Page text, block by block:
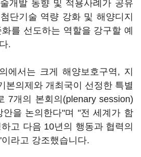
개발 동향 및 적용사례가 공유
단기술 역량 강화 및 해양디지
를 선도하는 역할을 강구할 예
.
에서는 크게 해양보호구역, 지
본의제와 개최국이 선정한 특별
7개의 본회의(plenary session)
을 논의한다"며 "전 세계가 함
고 다음 10년의 행동과 협력의
라고 강조했습니다.